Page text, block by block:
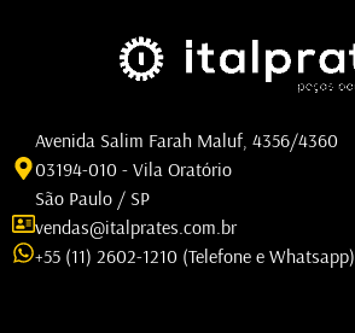
Avenida Salim Farah Maluf, 4356/4360
03194-010 - Vila Oratório
São Paulo / SP
vendas@italprates.com.br
+55 (11) 2602-1210 (Telefone e Whatsapp)